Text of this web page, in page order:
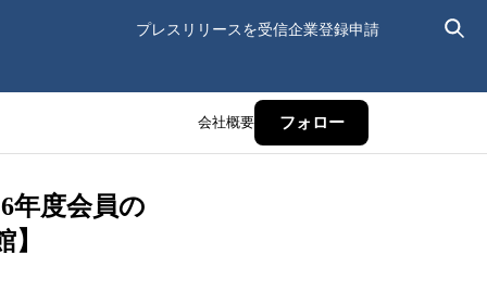
プレスリリースを受信企業登録申請
会社概要 フォロー
年度会員の